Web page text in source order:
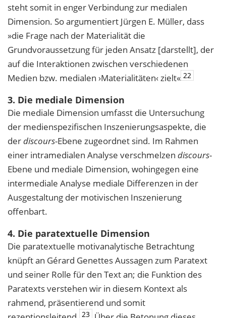
steht somit in enger Verbindung zur medialen
Dimension. So argumentiert Jürgen E. Müller, dass
»die Frage nach der Materialität die
Grundvoraussetzung für jeden Ansatz [darstellt], der
auf die Interaktionen zwischen verschiedenen
Medien bzw. medialen ›Materialitäten‹ zielt« 22
3. Die mediale Dimension
Die mediale Dimension umfasst die Untersuchung
der medienspezifischen Inszenierungsaspekte, die
derdiscours-Ebene zugeordnet sind. Im Rahmen
einer intramedialen Analyse verschmelzen discours-
Ebene und mediale Dimension, wohingegen eine
intermediale Analyse mediale Differenzen in der
Ausgestaltung der motivischen Inszenierung
offenbart.
4. Die paratextuelle Dimension
Die paratextuelle motivanalytische Betrachtung
knüpft an Gérard Genettes Aussagen zum Paratext
und seiner Rolle für den Text an; die Funktion des
Paratexts verstehen wir in diesem Kontext als
rahmend, präsentierend und somit
23